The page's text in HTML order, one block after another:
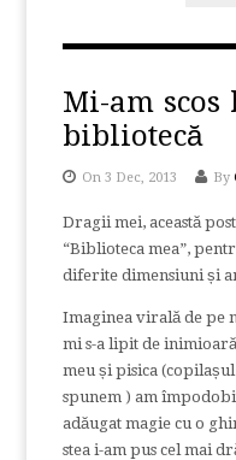
Mi-am
bibliotecă
On 3 Dec, 2013 By
Dragii mei, această
“Biblioteca mea”,
diferite dimensiuni și
Imaginea virală de pe
mi s-a lipit de
meu și pisica
spunem ) am
adăugat magie cu o
stea i-am pus cel mai